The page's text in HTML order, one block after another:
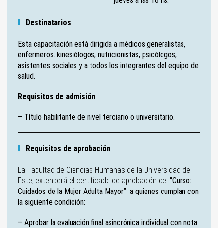
Destinatarios
Esta capacitación está dirigida a médicos generalistas,
enfermeros, kinesiólogos, nutricionistas, psicólogos,
asistentes sociales y a todos los integrantes del equipo de
salud.
Requisitos de admisión
– Título habilitante de nivel terciario o universitario.
Requisitos de aprobación
La Facultad de Ciencias Humanas de la Universidad del
Este, extenderá el certificado de aprobación del “Curso:
Cuidados de la Mujer Adulta Mayor” a quienes cumplan con
la siguiente condición:
– Aprobar la evaluación final asincrónica individual con nota